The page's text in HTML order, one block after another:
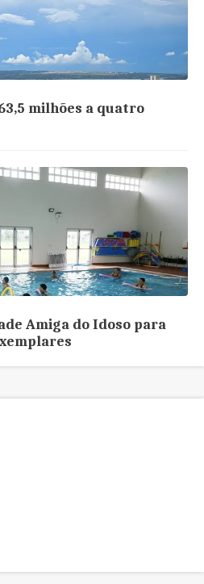
milhões a quatro
Amiga do Idoso para